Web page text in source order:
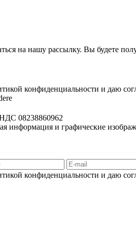
на нашу рассылку. Вы будете
конфиденциальности и даю
08238860962
информация и графические
конфиденциальности и даю